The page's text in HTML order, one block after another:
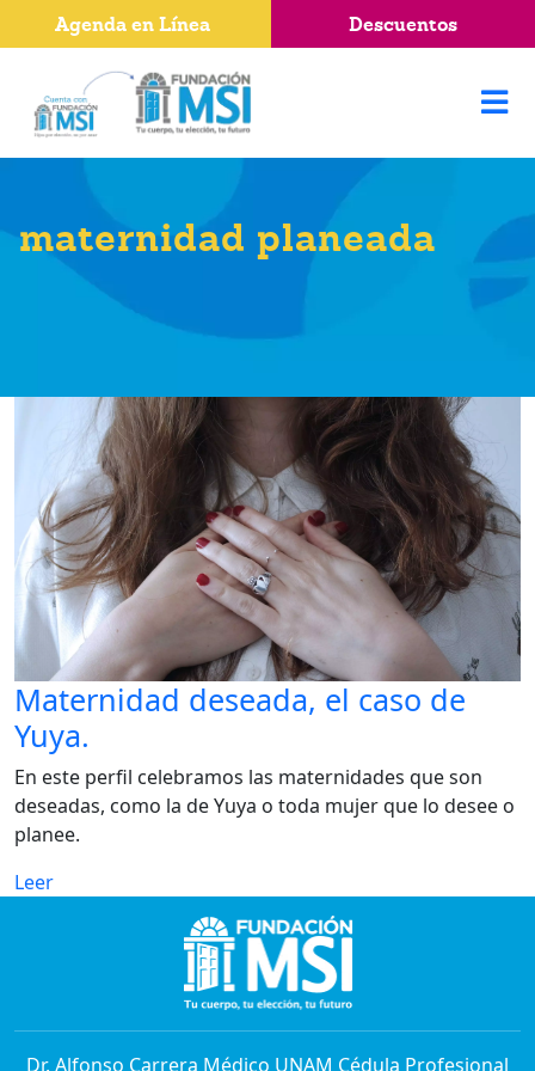
maternidad planeada
Maternidad deseada, el caso de
Yuya.
En este perfil celebramos las maternidades que son
deseadas, como la de Yuya o toda mujer que lo desee o
planee.
Leer
Dr. Alfonso Carrera Médico UNAM Cédula Profesional
Agenda en Línea Descuentos